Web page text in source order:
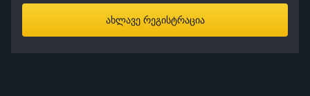
ახლავე რეგისტრაცია